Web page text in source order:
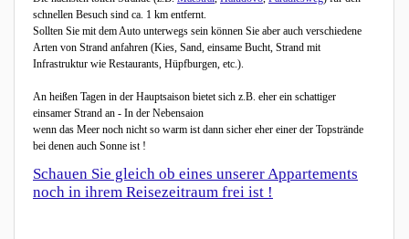
schnellen Besuch sind ca. 1 km entfernt.
Sollten Sie mit dem Auto unterwegs sein können Sie aber auch verschiedene
Arten von Strand anfahren (Kies, Sand, einsame Bucht, Strand mit
Infrastruktur wie Restaurants, Hüpfburgen, etc.).
An heißen Tagen in der Hauptsaison bietet sich z.B. eher ein schattiger
einsamer Strand an - In der Nebensaion
wenn das Meer noch nicht so warm ist dann sicher eher einer der Topstrände
bei denen auch Sonne ist !
Schauen Sie gleich ob eines unserer Appartements
noch in ihrem Reisezeitraum frei ist !